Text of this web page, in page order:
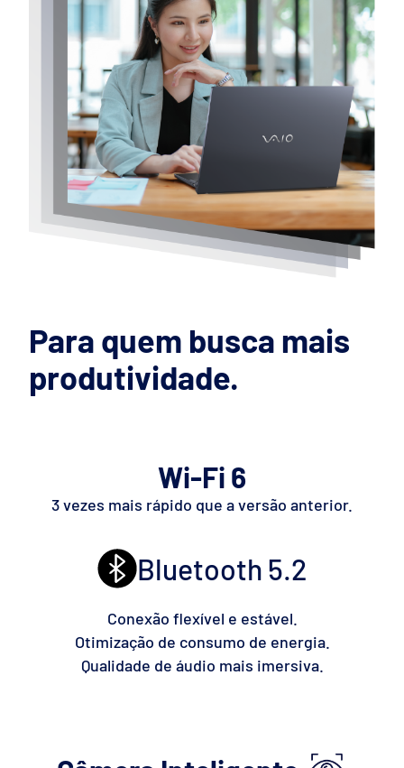
Para quem busca mais
produtividade.
Wi-Fi 6
3 vezes mais rápido que a versão anterior.
Bluetooth 5.2
Conexão flexível e estável.
Otimização de consumo de energia.
Qualidade de áudio mais imersiva.